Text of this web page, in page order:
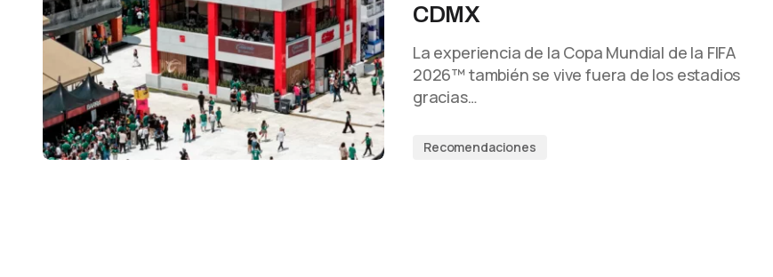
CDMX
La experiencia de la Copa Mundial de la FIFA
2026™ también se vive fuera de los estadios
gracias…
Recomendaciones